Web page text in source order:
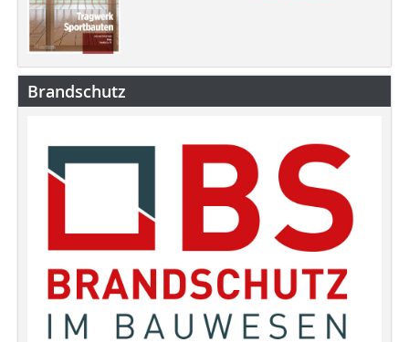
Brandschutz